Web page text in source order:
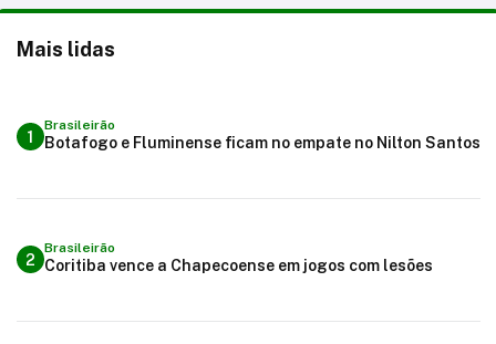
Mais lidas
1
Brasileirão
Botafogo e Fluminense ficam no empate no Nilton Santos
2
Brasileirão
Coritiba vence a Chapecoense em jogos com lesões